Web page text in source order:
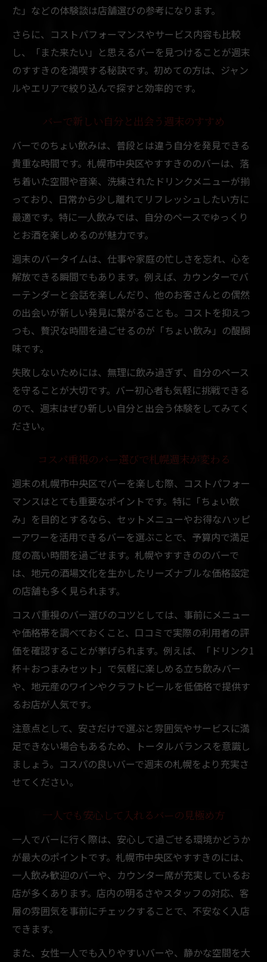
た」などの体験談は店舗選びの参考になります。
さらに、コストパフォーマンスやサービス内容も比較
し、「また来たい」と思えるバーを見つけることが週末
のすすきのを満喫する秘訣です。初めての方は、ジャン
ルやエリアで絞り込んで探すと効率的です。
バーで新しい自分と出会う週末のすすめ
バーでのちょい飲みは、普段とは違う自分を発見できる
貴重な時間です。札幌市中央区やすすきののバーは、落
ち着いた空間や音楽、洗練されたドリンクメニューが揃
っており、日常から少し離れてリフレッシュしたい方に
最適です。特に一人飲みでは、自分のペースでゆっくり
とお酒を楽しめるのが魅力です。
週末のバータイムは、仕事や家庭の忙しさを忘れ、心を
解放できる瞬間でもあります。例えば、カウンターでバ
ーテンダーと会話を楽しんだり、他のお客さんとの偶然
の出会いが新しい発見に繋がることも。コストを抑えつ
つも、贅沢な時間を過ごせるのが「ちょい飲み」の醍醐
味です。
失敗しないためには、無理に飲み過ぎず、自分のペース
を守ることが大切です。バー初心者も気軽に挑戦できる
ので、週末はぜひ新しい自分と出会う体験をしてみてく
ださい。
コスパ重視のバー選びで札幌週末が変わる
週末の札幌市中央区でバーを楽しむ際、コストパフォー
マンスはとても重要なポイントです。特に「ちょい飲
み」を目的とするなら、セットメニューやお得なハッピ
ーアワーを活用できるバーを選ぶことで、予算内で満足
度の高い時間を過ごせます。札幌やすすきののバーで
は、地元の酒場文化を生かしたリーズナブルな価格設定
の店舗も多く見られます。
コスパ重視のバー選びのコツとしては、事前にメニュー
や価格帯を調べておくこと、口コミで実際の利用者の評
価を確認することが挙げられます。例えば、「ドリンク1
杯＋おつまみセット」で気軽に楽しめる立ち飲みバー
や、地元産のワインやクラフトビールを低価格で提供す
るお店が人気です。
注意点として、安さだけで選ぶと雰囲気やサービスに満
足できない場合もあるため、トータルバランスを意識し
ましょう。コスパの良いバーで週末の札幌をより充実さ
せてください。
一人でも安心して入れるバーの見極め方
一人でバーに行く際は、安心して過ごせる環境かどうか
が最大のポイントです。札幌市中央区やすすきのには、
一人飲み歓迎のバーや、カウンター席が充実しているお
店が多くあります。店内の明るさやスタッフの対応、客
層の雰囲気を事前にチェックすることで、不安なく入店
できます。
また、女性一人でも入りやすいバーや、静かな空間を大